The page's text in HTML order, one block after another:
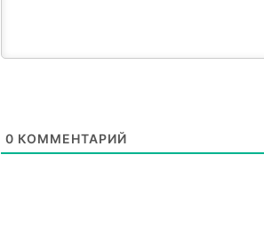
0 КОММЕНТАРИЙ